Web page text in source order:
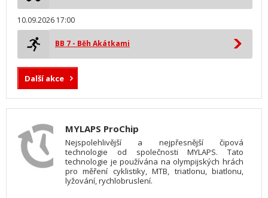
10.09.2026 17:00
BB 7 - Běh Akátkami
Další akce
MYLAPS ProChip
Nejspolehlivější a nejpřesnější čipová
technologie od společnosti MYLAPS. Tato
technologie je používána na olympijských hrách
pro měření cyklistiky, MTB, triatlonu, biatlonu,
lyžování, rychlobruslení.